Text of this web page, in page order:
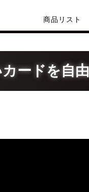
商品リスト
ードを自